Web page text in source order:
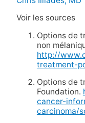
Voir les sources
Options de
non
http://
treatment-
Options de
Foundation.
cancer-
carcinoma/